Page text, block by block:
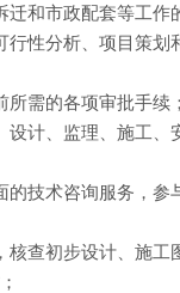
拆迁和市政配套等
行性分析、项目策
前所需的各项审批
设计、监理、施工
的技术咨询服务，参
核查初步设计、施
；